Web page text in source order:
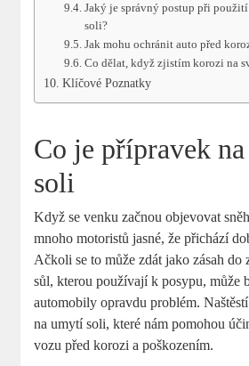
Jaký je správný postup při
soli?
Jak mohu ochránit auto před
Co dělat, když zjistím korozi na
Klíčové Poznatky
Co je přípravek
soli
Když se venku začnou objevovat
mnoho motoristů jasné, že přichází
Ačkoli se to může zdát jako zásah do
sůl, kterou používají k posypu, může
automobily opravdu problém.
na umytí soli, které nám pomohou
vozu před korozi a poškozením.